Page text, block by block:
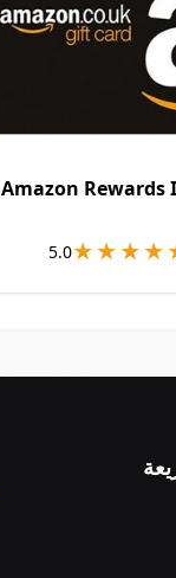
Amazon Rewards
5.0